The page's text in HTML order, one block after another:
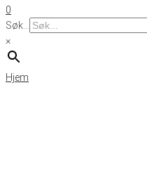
0
Søk...
×
Hjem